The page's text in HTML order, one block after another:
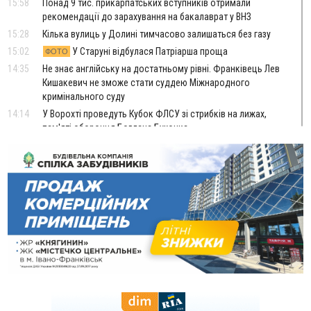
15:58
Понад 9 тис. прикарпатських вступників отримали
рекомендації до зарахування на бакалаврат у ВНЗ
15:28
Кілька вулиць у Долині тимчасово залишаться без газу
15:02
ФОТО
У Старуні відбулася Патріарша проща
14:35
Не знає англійську на достатньому рівні. Франківець Лев
Кишакевич не зможе стати суддею Міжнародного
кримінального суду
14:14
У Ворохті проведуть Кубок ФЛСУ зі стрибків на лижах,
пам'яті оборонця Богдана Бухонка
На Калущині розшукали чоловіка, який три дні
блукав у лісі
13:14
Боднар розповів про реакцію влади Польщі на атаки на
українців та про зміни після 23 серпня
12:31
ВІДЕО "Едельвейси" щемливо привітали рідну Коломию з
Днем міста
11:55
Вчора у Франківську, Коломиї, Долині та Яремче
зафіксували рекордну спеку
11:45
У Надвірній п'яна жінка побила малолітнього хлопчика: суд
У басейні Дністра встановилася гідрологічна посуха - рівні